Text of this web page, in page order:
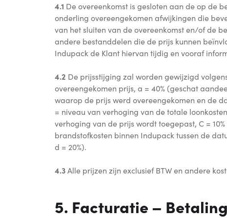
4.1 De overeenkomst is gesloten aan de op de
onderling overeengekomen afwijkingen die
van het sluiten van de overeenkomst en/of de
andere bestanddelen die de prijs kunnen
Indupack de Klant hiervan tijdig en vooraf
4.2 De prijsstijging zal worden gewijzigd
overeengekomen prijs, a = 40% (geschat
waarop de prijs werd overeengekomen en de
= niveau van verhoging van de totale
verhoging van de prijs wordt toegepast, C =
brandstofkosten binnen Indupack tussen de
d = 20%).
4.3Alle prijzen zijn exclusief BTW en andere
5. Facturatie – Betaling